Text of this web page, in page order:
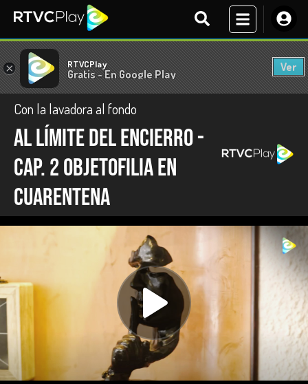
× RTVCPlay
Gratis - En Google Play
Ver
Con la lavadora al fondo
Al límite del encierro -
Cap. 2 Objetofilia en
cuarentena